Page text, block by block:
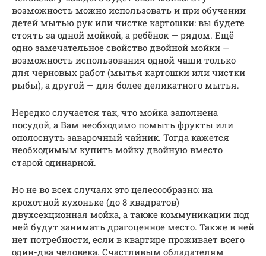
возможность можно использовать и при обучении
детей мытью рук или чистке картошки: вы будете
стоять за одной мойкой, а ребёнок — рядом. Ещё
одно замечательное свойство двойной мойки —
возможность использования одной чаши только
для черновых работ (мытья картошки или чистки
рыбы), а другой — для более деликатного мытья.
Нередко случается так, что мойка заполнена
посудой, а Вам необходимо помыть фрукты или
ополоснуть заварочный чайник. Тогда кажется
необходимым купить мойку двойную вместо
старой одинарной.
Но не во всех случаях это целесообразно: на
крохотной кухоньке (до 8 квадратов)
двухсекционная мойка, а также коммуникации под
ней будут занимать драгоценное место. Также в ней
нет потребности, если в квартире проживает всего
один-два человека. Счастливым обладателям